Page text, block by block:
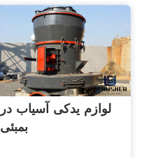
لوازم یدکی آسیاب در
بمبئی